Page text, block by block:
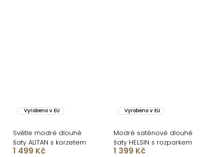
Vyrobeno v EU
Světle modré dlouhé
šaty ALITAN s korzetem
1 499 Kč
Vyrobeno v EU
Modré saténové dlouhé
šaty HELSIN s rozparkem
1 399 Kč